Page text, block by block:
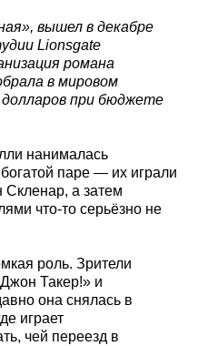
вышел в декабре
Lionsgate
романа
в мировом
при бюджете
нанималась
паре — их играли
а затем
что-то серьёзно не
роль. Зрители
Такер!» и
она снялась в
играет
чей переезд в